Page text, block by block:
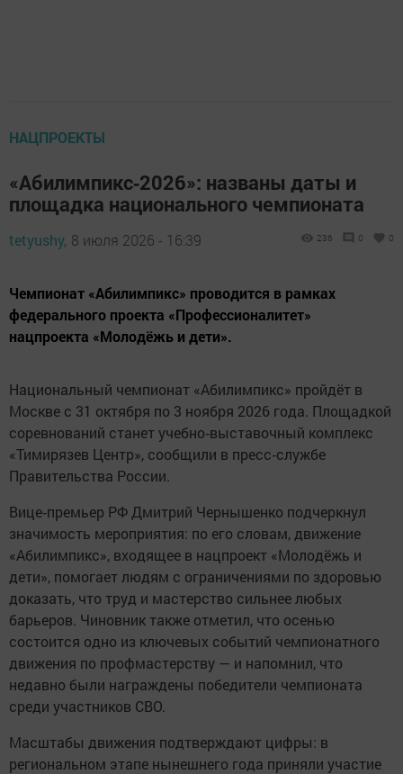
НАЦПРОЕКТЫ
«Абилимпикс‑2026»: названы даты и
площадка национального чемпионата
tetyushy, 8 июля 2026 - 16:39 236 0 0
Чемпионат «Абилимпикс» проводится в рамках
федерального проекта «Профессионалитет»
нацпроекта «Молодёжь и дети».
Национальный чемпионат «Абилимпикс» пройдёт в
Москве с 31 октября по 3 ноября 2026 года. Площадкой
соревнований станет учебно‑выставочный комплекс
«Тимирязев Центр», сообщили в пресс‑службе
Правительства России.
Вице‑премьер РФ Дмитрий Чернышенко подчеркнул
значимость мероприятия: по его словам, движение
«Абилимпикс», входящее в нацпроект «Молодёжь и
дети», помогает людям с ограничениями по здоровью
доказать, что труд и мастерство сильнее любых
барьеров. Чиновник также отметил, что осенью
состоится одно из ключевых событий чемпионатного
движения по профмастерству — и напомнил, что
недавно были награждены победители чемпионата
среди участников СВО.
Масштабы движения подтверждают цифры: в
региональном этапе нынешнего года приняли участие